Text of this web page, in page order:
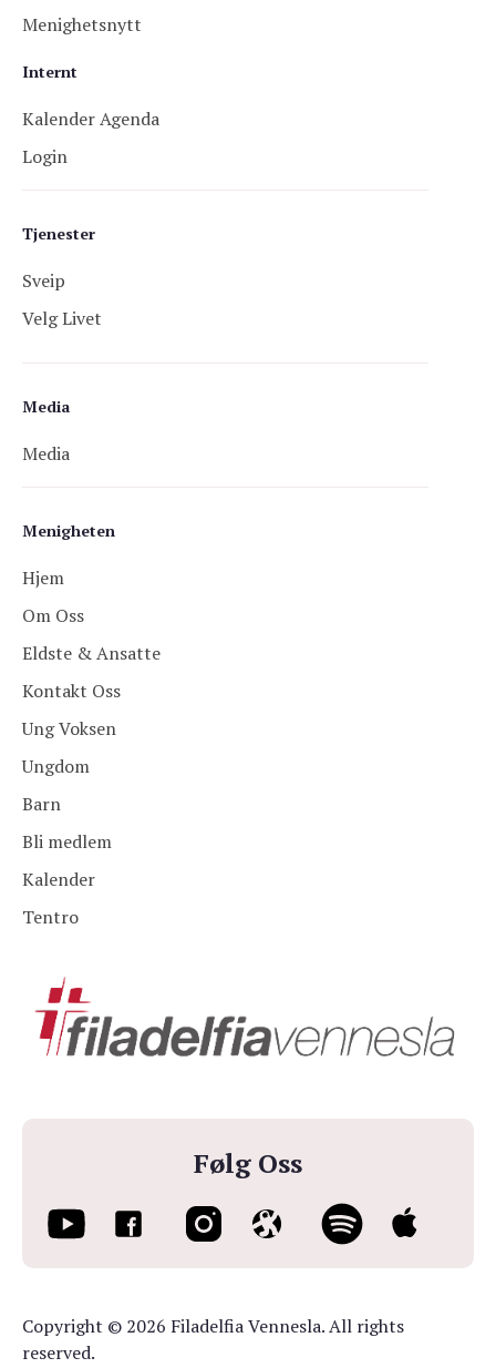
Følg Oss
Menigheten
Hjem
Om Oss
Eldste & Ansatte
Kontakt Oss
Ung Voksen
Ungdom
Barn
Bli medlem
Kalender
Tentro
Tjenester
Sveip
Velg Livet
Media
Media
Menighetsnytt
Internt
Kalender Agenda
Login
Copyright © 2026 Filadelfia Vennesla. All rights
reserved.